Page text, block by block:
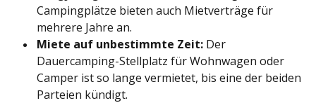
Campingplätze bieten auch Mietverträge für
mehrere Jahre an.
Miete auf unbestimmte Zeit: Der
Dauercamping-Stellplatz für Wohnwagen oder
Camper ist so lange vermietet, bis eine der beiden
Parteien kündigt.